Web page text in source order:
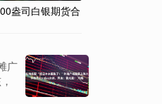
盎司白银期货合
广